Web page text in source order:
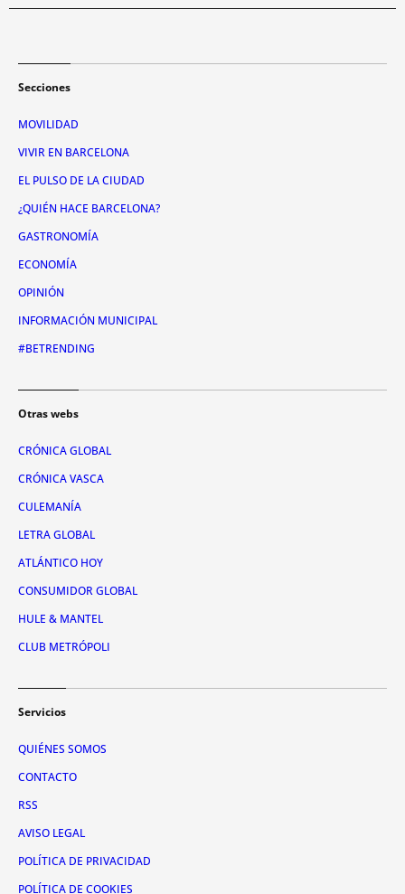
Secciones
MOVILIDAD
VIVIR EN BARCELONA
EL PULSO DE LA CIUDAD
¿QUIÉN HACE BARCELONA?
GASTRONOMÍA
ECONOMÍA
OPINIÓN
INFORMACIÓN MUNICIPAL
#BETRENDING
Otras webs
CRÓNICA GLOBAL
CRÓNICA VASCA
CULEMANÍA
LETRA GLOBAL
ATLÁNTICO HOY
CONSUMIDOR GLOBAL
HULE & MANTEL
CLUB METRÓPOLI
Servicios
QUIÉNES SOMOS
CONTACTO
RSS
AVISO LEGAL
POLÍTICA DE PRIVACIDAD
POLÍTICA DE COOKIES